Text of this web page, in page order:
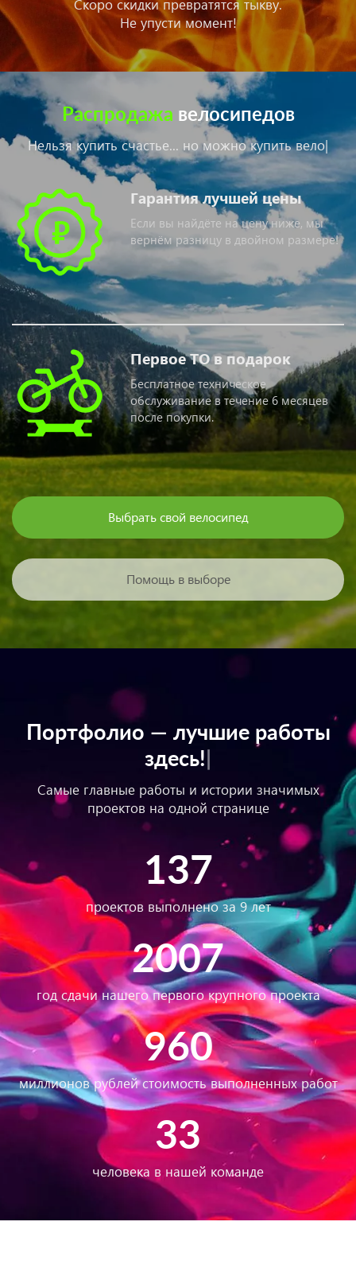
Скоро скидки превратятся тыкву.
Не упусти момент!
Распродажа велосипедов
Нельзя купить счастье...но можно купить
велосипед!|
Гарантия лучшей цены
Если вы найдёте на цену ниже, мы
вернём разницу в двойном размере!
Первое ТО в подарок
Бесплатное техническое
обслуживание в течение 6 месяцев
после покупки.
Портфолио —лучшие работы
здесь!|
Самые главные работы и истории значимых
проектов на одной странице
137
проектов выполнено за 9 лет
2007
год сдачи нашего первого крупного проекта
960
миллионов рублей стоимость выполненных работ
33
человека в нашей команде